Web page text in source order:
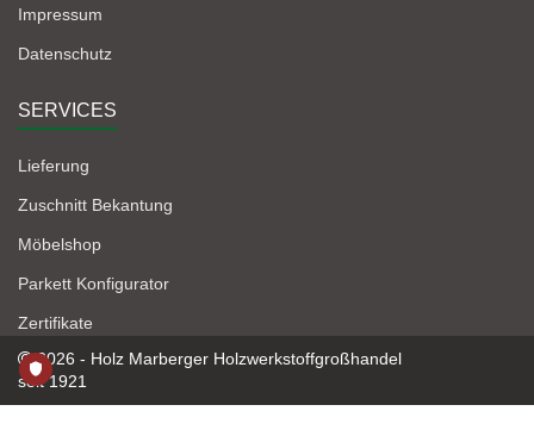
Impressum
Datenschutz
SERVICES
Lieferung
Zuschnitt Bekantung
Möbelshop
Parkett Konfigurator
Zertifikate
2026 - Holz Marberger Holzwerkstoffgroßhandel
seit 1921